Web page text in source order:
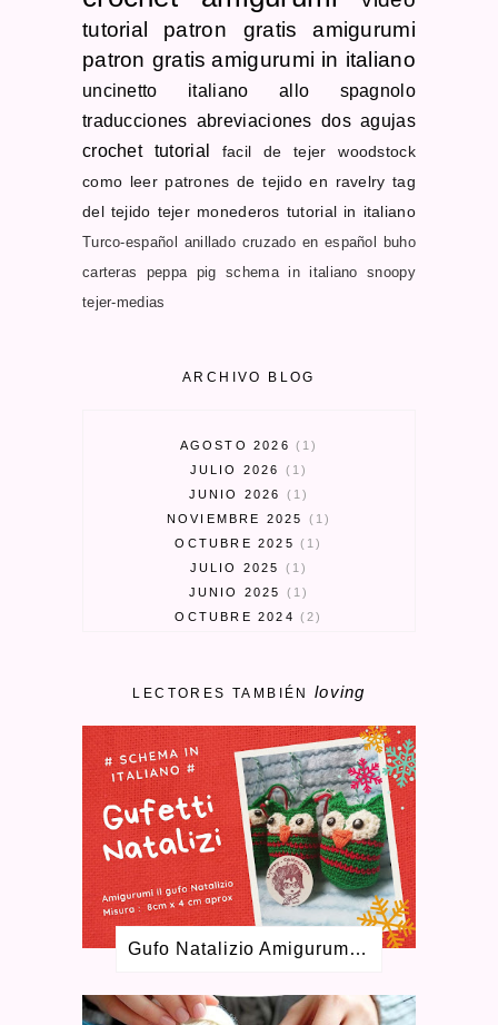
tutorial
patron gratis
amigurumi
patron gratis amigurumi in italiano
uncinetto
italiano allo spagnolo
traducciones abreviaciones dos agujas
crochet tutorial
facil de tejer
woodstock
como leer patrones de tejido en ravelry tag
del tejido tejer monederos tutorial in italiano
Turco-español anillado cruzado en español
buho
carteras
peppa pig schema in italiano
snoopy
tejer-medias
ARCHIVO BLOG
AGOSTO 2026
1
JULIO 2026
1
JUNIO 2026
1
NOVIEMBRE 2025
1
OCTUBRE 2025
1
JULIO 2025
1
JUNIO 2025
1
OCTUBRE 2024
2
FEBRERO 2024
1
MAYO 2023
1
ABRIL 2023
3
MARZO 2023
1
ENERO 2023
2
SEPTIEMBRE 2022
1
AGOSTO 2022
1
MAYO 2022
1
FEBRERO 2022
2
ABRIL 2021
4
LECTORES TAMBIÉNloving
Gufo Natalizio Amigurumi Schema Gratuito